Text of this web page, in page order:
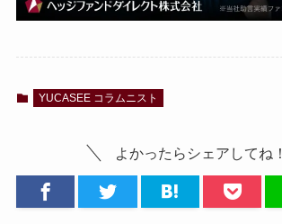
YUCASEE コラムニスト
よかったらシェアしてね！